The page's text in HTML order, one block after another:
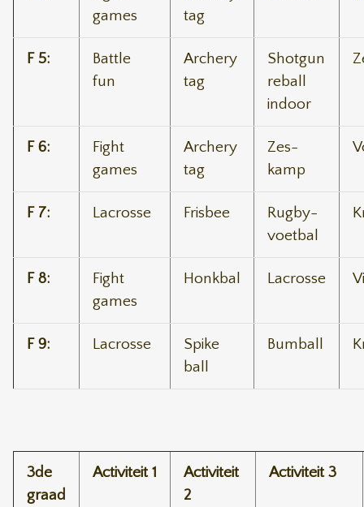
games
tag
F 5:
Battle
fun
Archery
tag
Shotgun
reball
indoor
F 6:
Fight
games
Archery
tag
Zes-
kamp
F 7: Lacrosse Frisbee
Rugby-
voetbal
F 8:
Fight
games
Honkbal Lacrosse
F 9: Lacrosse
Spike
ball
Bumball
3de
graad
Activiteit 1
Activiteit
2
Activiteit 3